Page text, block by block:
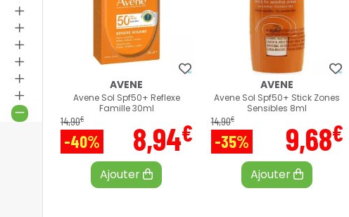
AVENE
Avene Sol Spf50+ Reflexe
Famille 30ml
14,90€
-40% 8,94€
Ajouter
AVENE
Avene Sol Spf50+ Stick Zones
Sensibles 8ml
14,90€
-35% 9,68€
Ajouter